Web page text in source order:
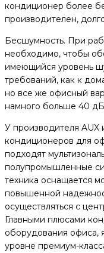
кондиционер более
производителен,
Бесшумность. При
необходимо, чтобы
имеющийся уровень
требований, как к
но все же офисный
намного больше 40
У производителя
кондиционеров для
подходят
полупромышленные
техника оснащается
повышенной
осуществляться с
Главными плюсами
оборудования офиса,
уровне премиум-